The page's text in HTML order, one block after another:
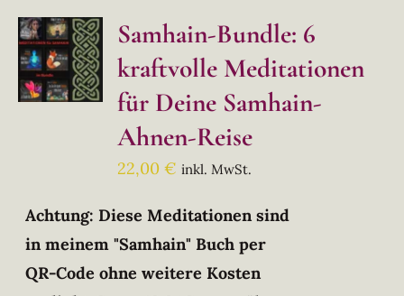
Samhain-Bundle: 6
kraftvolle Meditationen
für Deine Samhain-
Ahnen-Reise
22,00€ inkl. MwSt.
Achtung: Diese Meditationen sind
in meinem "Samhain" Buch per
QR-Code ohne weitere Kosten